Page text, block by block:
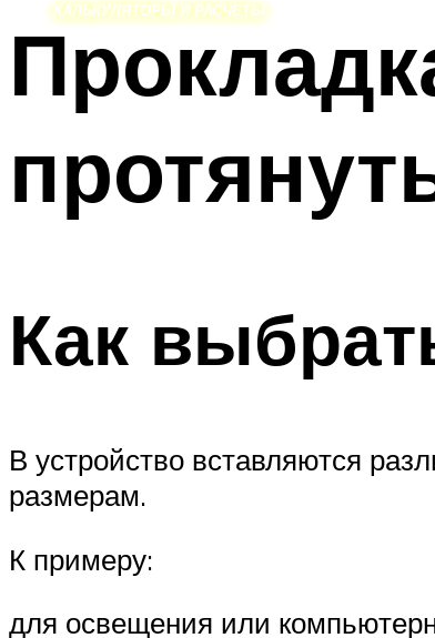
КАЛЬКУЛЯТОРЫ И РАСЧЕТЫ
Меню
Как
В устройство вставляются
размерам.
К примеру:
для освещения или